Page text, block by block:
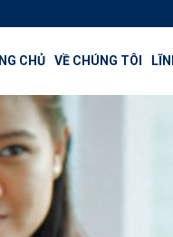
CHỦ VỀ CHÚNG TÔI